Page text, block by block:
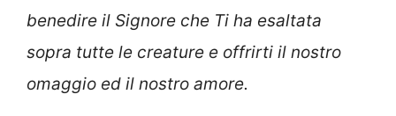
benedire il Signore che Ti ha esaltata
sopra tutte le creature e offrirti il nostro
omaggio ed il nostro amore.